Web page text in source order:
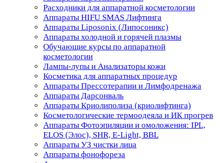
Расходники для аппаратной косметологии
Аппараты HIFU SMAS Лифтинга
Аппараты Liposonix (Липосоникс)
Аппараты холодной и горячей плазмы
Обучающие курсы по аппаратной
косметологии
Лампы-лупы и Анализаторы кожи
Косметика для аппаратных процедур
Аппараты Прессотерапии и Лимфодренажа
Аппараты Дарсонваль
Аппараты Криолиполиза (криолифтинга)
Косметологические термоодеяла и ИК прогрев
Аппараты Фотоэпиляции и омоложения: IPL,
ELOS (Элос), SHR, E-Light, BBL
Аппараты УЗ чистки лица
Аппараты фонофореза